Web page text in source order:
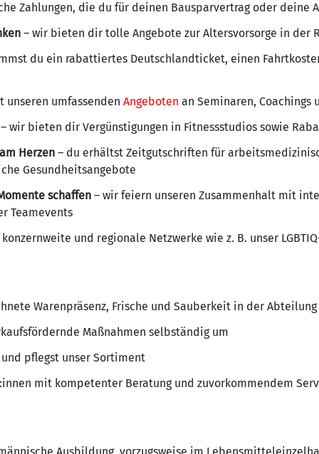
Zahlungen, die du für deinen Bausparvertrag oder deine
– wir bieten dir tolle Angebote zur Altersvorsorge in der
du ein rabattiertes Deutschlandticket, einen
unseren umfassenden Angeboten an Seminaren, Coachings
wir bieten dir Vergünstigungen in Fitnessstudios sowie
Herzen – du erhältst Zeitgutschriften für
Gesundheitsangebote
schaffen – wir feiern unseren Zusammenhalt mit
Teamevents
und regionale Netzwerke wie z. B. unser
Warenpräsenz, Frische und Sauberkeit in der
Maßnahmen selbständig um
pflegst unser Sortiment
mit kompetenter Beratung und zuvorkommendem